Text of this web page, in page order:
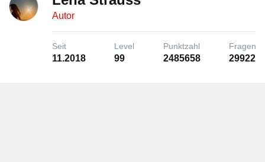
Autor
Seit
11.2018
Level
99
Punktzahl
2485658
Fragen
29922